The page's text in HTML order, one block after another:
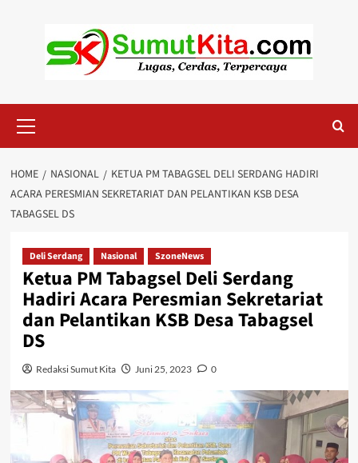
Menu
HOME NASIONAL
KETUA PM TABAGSEL DELI SERDANG HADIRI
ACARA PERESMIAN SEKRETARIAT DAN PELANTIKAN KSB DESA
TABAGSEL DS
Deli Serdang Nasional SzoneNews
Ketua PM Tabagsel Deli Serdang
Hadiri Acara Peresmian Sekretariat
dan Pelantikan KSB Desa Tabagsel
DS
Redaksi Sumut Kita Juni 25, 2023 0